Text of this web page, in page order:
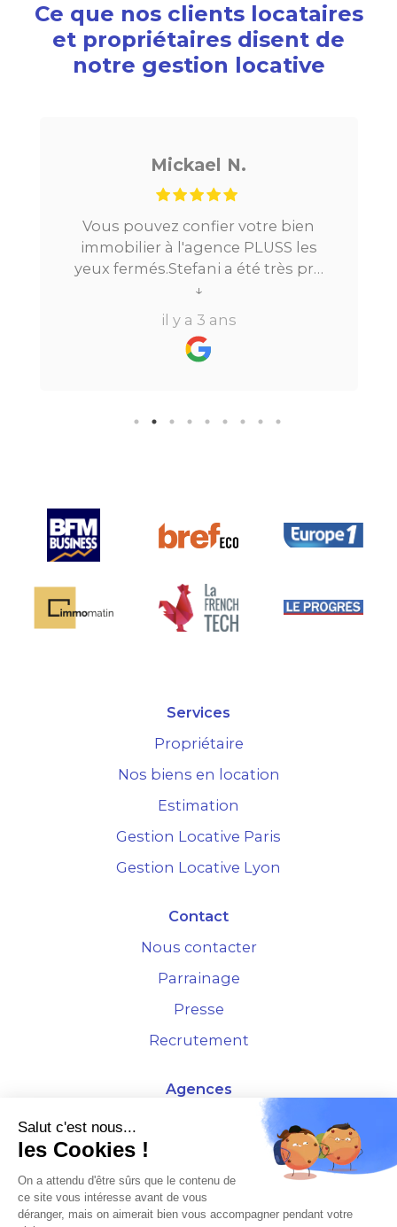
Ce que nos clients locataires
et propriétaires disent de
notre gestion locative
Mickael N.
Vous pouvez confier votre bien
immobilier à l'agence PLUSS les
yeux fermés.Stefani a été très pro
tout au long du processus.Très
réactive, elle a su répondre à
toutes mes questions en moins de
24h par email ou par
supplémentaire est très bien
il y a 3 ans
Services
Propriétaire
Nos biens en location
Estimation
Gestion Locative Paris
Gestion Locative Lyon
Contact
Nous contacter
Parrainage
Presse
Recrutement
Agences
4 Rue de la Bourse - 69001 Lyon
10 rue d'Austerlitz - 75012 Paris
À L'HORIZON 2025
Salut c'est nous...
les Cookies !
On a attendu d'être sûrs que le contenu de
ce site vous intéresse avant de vous
déranger, mais on aimerait bien vous accompagner pendant votre